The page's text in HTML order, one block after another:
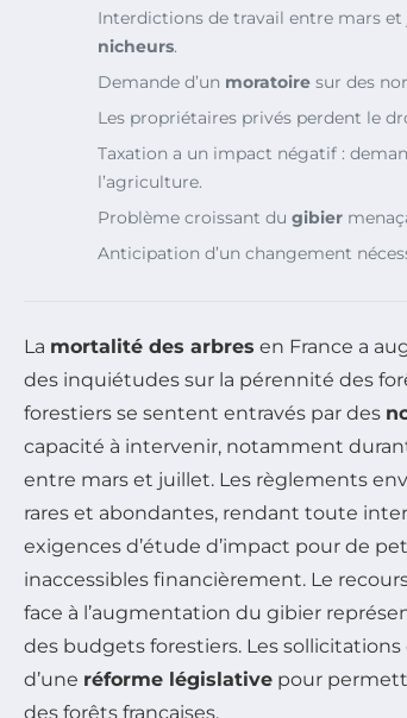
Interdictions de travail entre mars
nicheurs.
Demande d’un moratoire sur des
Les propriétaires privés perdent le
Taxation a un impact négatif :
l’agriculture.
Problème croissant du gibier
Anticipation d’un changement
La mortalité des arbres en France a
des inquiétudes sur la pérennité des
forestiers se sentent entravés par des
capacité à intervenir, notamment
entre mars et juillet. Les règlements
rares et abondantes, rendant toute
exigences d’étude d’impact pour de
inaccessibles financièrement. Le
face à l’augmentation du gibier
des budgets forestiers. Les sollicitations
d’une réforme législative pour
des forêts françaises.